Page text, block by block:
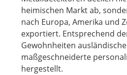
heimischen Markt ab,
nach Europa, Amerika und
exportiert. Entsprechend
Gewohnheiten
maßgeschneiderte
hergestellt.